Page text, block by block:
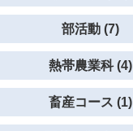
部活動 (7)
熱帯農業科 (4)
畜産コース (1)